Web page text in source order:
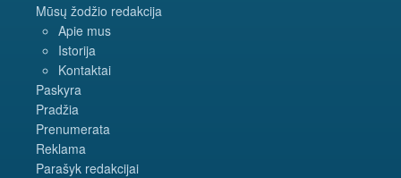
Mūsų žodžio redakcija
Apie mus
Istorija
Kontaktai
Paskyra
Pradžia
Prenumerata
Reklama
Parašyk redakcijai